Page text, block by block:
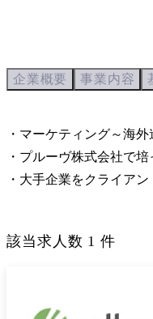
企業概要 事業内容
・マーケティング～海
・プルーヴ株式会社で
・大手企業をクライア
該当求人数 1 件